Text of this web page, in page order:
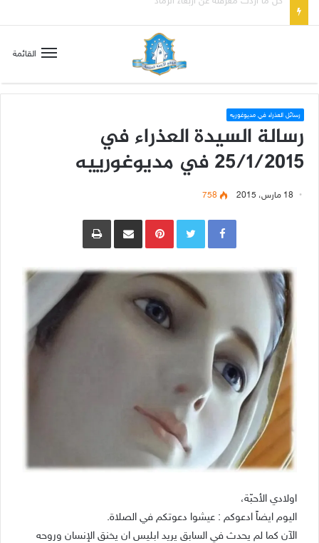
القائمة
رسائل العذراء في مديوغوريه
رسالة السيدة العذراء في
25/1/2015 في مديوغورييه
18 مارس، 2015 758
Pinterestمشاركة عبر البريد طباعة
اولادي الأحبّة،
اليوم ايضاً ادعوكم : عيشوا دعوتكم في الصلاة.
الآن كما لم يحدث في السابق يريد ابليس ان يخنق الإنسان وروحه